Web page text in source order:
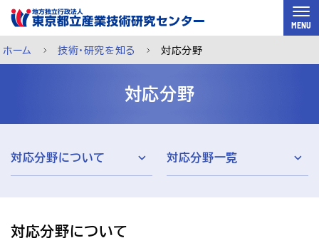
スキップして本文へ
MENU
ホーム 技術・研究を知る 対応分野
対応分野
対応分野について 対応分野一覧
対応分野について